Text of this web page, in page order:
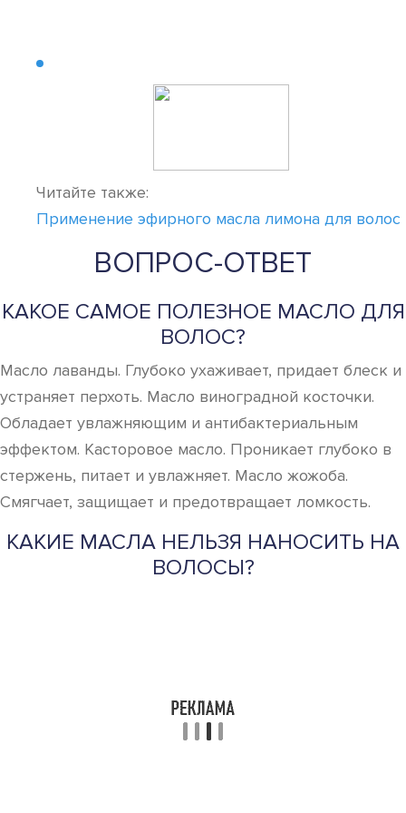
Читайте также:
Применение эфирного масла лимона для волос
ВОПРОС-ОТВЕТ
КАКОЕ САМОЕ ПОЛЕЗНОЕ МАСЛО ДЛЯ
ВОЛОС?
Масло лаванды. Глубоко ухаживает, придает блеск и
устраняет перхоть. Масло виноградной косточки.
Обладает увлажняющим и антибактериальным
эффектом. Касторовое масло. Проникает глубоко в
стержень, питает и увлажняет. Масло жожоба.
Смягчает, защищает и предотвращает ломкость.
КАКИЕ МАСЛА НЕЛЬЗЯ НАНОСИТЬ НА
ВОЛОСЫ?